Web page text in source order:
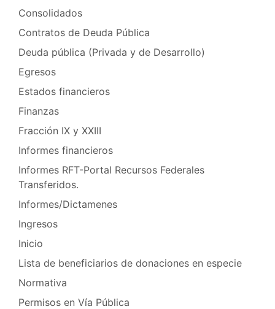
Consolidados
Contratos de Deuda Pública
Deuda pública (Privada y de Desarrollo)
Egresos
Estados financieros
Finanzas
Fracción IX y XXIII
Informes financieros
Informes RFT-Portal Recursos Federales
Transferidos.
Informes/Dictamenes
Ingresos
Inicio
Lista de beneficiarios de donaciones en especie
Normativa
Permisos en Vía Pública